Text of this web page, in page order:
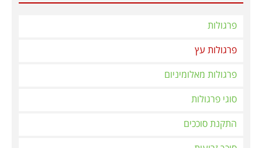
פרגולות
פרגולות עץ
פרגולות מאלומיניום
סוגי פרגולות
התקנת סוככים